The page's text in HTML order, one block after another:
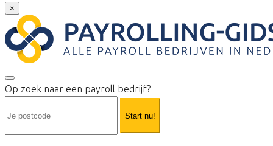
×
Op zoek naar een payroll bedrijf?
Start nu!